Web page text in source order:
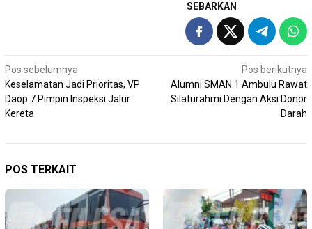
SEBARKAN
Navigasi
pos
Pos sebelumnya
Keselamatan Jadi Prioritas, VP
Daop 7 Pimpin Inspeksi Jalur
Kereta
Pos berikutnya
Alumni SMAN 1 Ambulu Rawat
Silaturahmi Dengan Aksi Donor
Darah
POS TERKAIT